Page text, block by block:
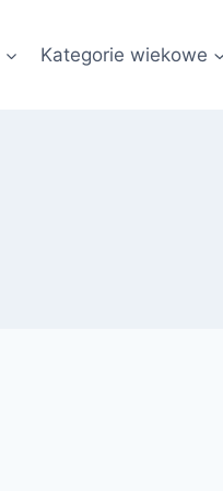
Kategorie wiekowe